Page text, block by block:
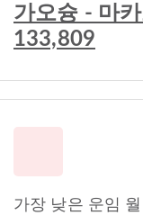
가오슝 - 마
133,809
가장 낮은 운임 월